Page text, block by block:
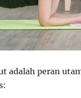
adalah peran